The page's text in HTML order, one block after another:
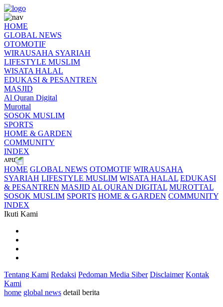
HOME
GLOBAL NEWS
OTOMOTIF
WIRAUSAHA SYARIAH
LIFESTYLE MUSLIM
WISATA HALAL
EDUKASI & PESANTREN
MASJID
Al Quran Digital
Murottal
SOSOK MUSLIM
SPORTS
HOME & GARDEN
COMMUNITY
INDEX
HOME GLOBAL NEWS OTOMOTIF WIRAUSAHA
SYARIAH LIFESTYLE MUSLIM WISATA HALAL EDUKASI
& PESANTREN MASJID AL QURAN DIGITAL MUROTTAL
SOSOK MUSLIM SPORTS HOME & GARDEN COMMUNITY
INDEX
Ikuti Kami
Tentang Kami Redaksi Pedoman Media Siber Disclaimer Kontak
Kami
home global news detail berita